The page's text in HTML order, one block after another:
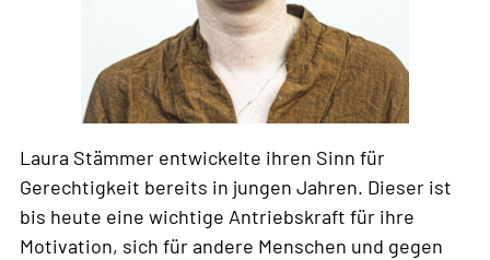
Laura Stämmer entwickelte ihren Sinn für
Gerechtigkeit bereits in jungen Jahren. Dieser ist
bis heute eine wichtige Antriebskraft für ihre
Motivation, sich für andere Menschen und gegen